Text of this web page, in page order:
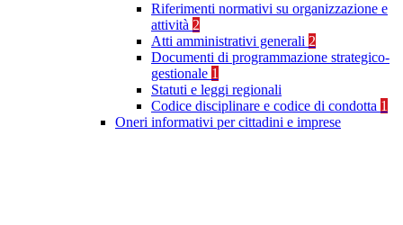
Riferimenti normativi su organizzazione e
attività 2
Atti amministrativi generali 2
Documenti di programmazione strategico-
gestionale 1
Statuti e leggi regionali
Codice disciplinare e codice di condotta 1
Oneri informativi per cittadini e imprese